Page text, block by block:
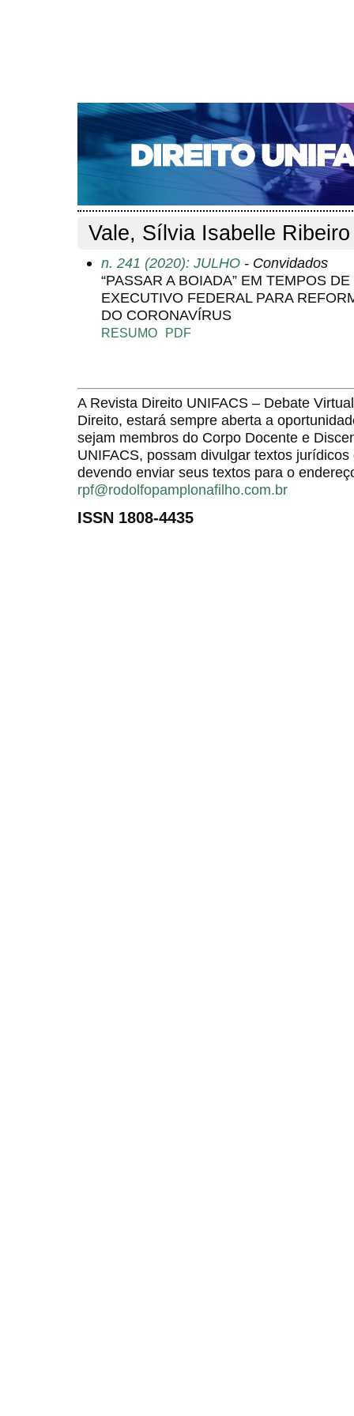
CAPA SOBRE ACESSO CADASTRO
NOTÍCIAS
EDIÇÕES DE Nº 1 A 100 WEBMAIL
Capa>Pesquisa> Perfil do autor
Perfil do autor
Vale, Sílvia Isabelle
n. 241 (2020): JULHO - Convidados
“PASSAR A BOIADA” EM TEMPOS
EXECUTIVO FEDERAL PARA
DO CORONAVÍRUS
RESUMO PDF
A Revista Direito UNIFACS – Debate
Direito, estará sempre aberta a
sejam membros do Corpo Docente e
UNIFACS, possam divulgar textos
devendo enviar seus textos para o
rpf@rodolfopamplonafilho.com.br
ISSN 1808-4435